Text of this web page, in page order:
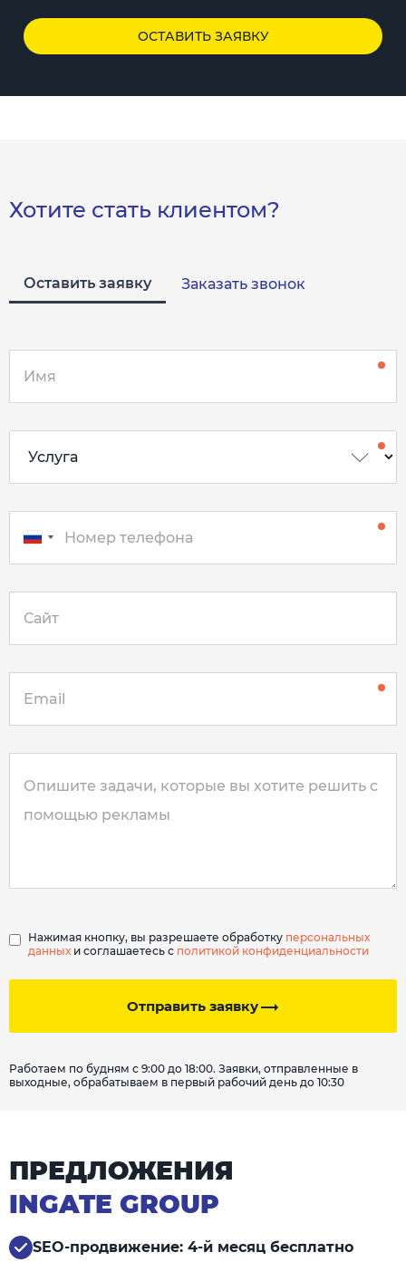
ОСТАВИТЬ ЗАЯВКУ
Хотите стать клиентом?
Оставить заявку Заказать звонок
Отправить заявку
Нажимая кнопку, вы разрешаете обработку персональных
данных и соглашаетесь с политикой конфиденциальности
Работаем по будням с 9:00 до 18:00. Заявки, отправленные в
выходные, обрабатываем в первый рабочий день до 10:30
ПРЕДЛОЖЕНИЯ
INGATE GROUP
SEO-продвижение: 4-й месяц бесплатно